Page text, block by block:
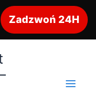
Zadzwoń 24H